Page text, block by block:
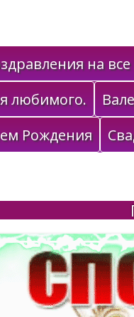
на все
любимого.
Рождения